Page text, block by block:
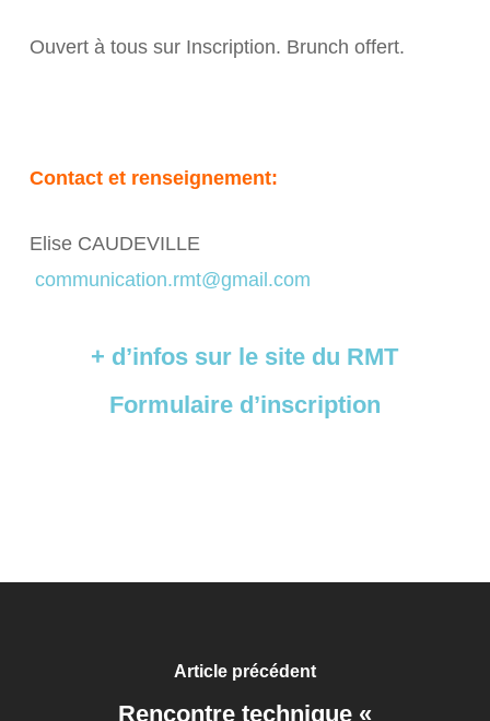
Ouvert à tous sur Inscription. Brunch offert.
Contact et renseignement:
Elise CAUDEVILLE
communication.rmt@gmail.com
+ d’infos sur le site du RMT
Formulaire d’inscription
Article précédent
Rencontre technique «